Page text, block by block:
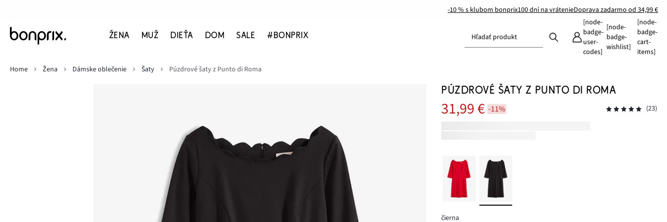
-10 % s klubom bonprix100 dní na vrátenieDoprava zadarmo od 34,99 €
ŽENA MUŽ DIEŤA DOM SALE #BONPRIX Hľadať produkt
[node-
badge-
user-
codes]
[node-
badge-
wishlist]
[node-
badge-
cart-
items]
Home
Žena Dámske oblečenie Šaty Púzdrové šaty z Punto di Roma
PÚZDROVÉ ŠATY Z PUNTO DI ROMA
31,99 € -11% (23)
čierna